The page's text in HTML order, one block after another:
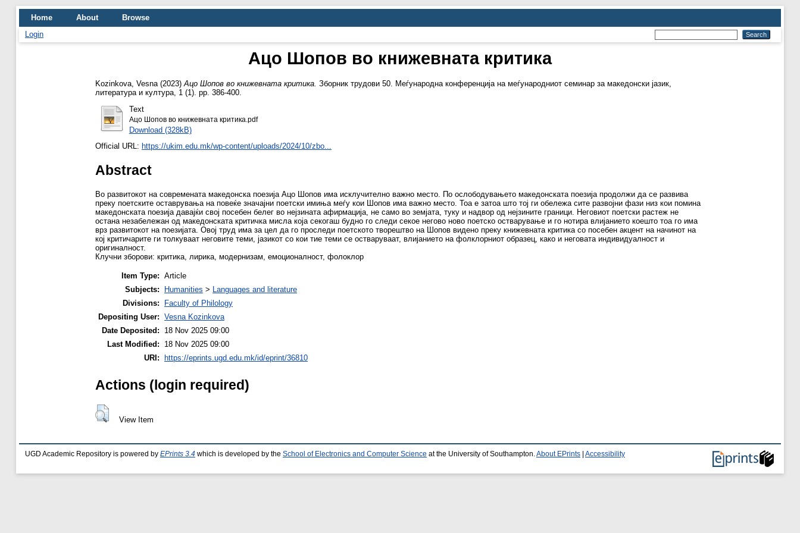
Home About
Browse
Login
Ацо Шопов во книжевната критика
Kozinkova, Vesna (2023) Ацо Шопов во книжевната критика. Зборник трудови 50. Меѓународна конференција на меѓународниот семинар за македонски јазик,
литература и култура, 1 (1). pp. 386-400.
Text
Ацо Шопов во книжевната критика.pdf
Download (328kB)
Official URL: https://ukim.edu.mk/wp-content/uploads/2024/10/zbo...
Abstract
Во развитокот на современата македонска поезија Ацо Шопов има исклучително важно место. По ослободувањето македонската поезија продолжи да се развива
преку поетските оставрувања на повеќе значајни поетски имиња меѓу кои Шопов има важно место. Тоа е затоа што тој ги обележа сите развојни фази низ кои помина
македонската поезија давајќи свој посебен белег во нејзината афирмација, не само во земјата, туку и надвор од нејзините граници. Неговиот поетски растеж не
остана незабележан од македонската критичка мисла која секогаш будно го следи секое негово ново поетско остварување и го нотира влијанието коешто тоа го има
врз развитокот на поезијата. Овој труд има за цел да го проследи поетското творештво на Шопов видено преку книжевната критика со посебен акцент на начинот на
кој критичарите ги толкуваат неговите теми, јазикот со кои тие теми се остваруваат, влијанието на фолклорниот образец, како и неговата индивидуалност и
оригиналност.
Клучни зборови: критика, лирика, модернизам, емоционалност, фолоклор
Item Type: Article
Subjects:
Humanities > Languages and literature
Divisions:
Faculty of Philology
Depositing User: Vesna Kozinkova
Date Deposited:
18 Nov 2025 09:00
Last Modified:
18 Nov 2025 09:00
URI:
https://eprints.ugd.edu.mk/id/eprint/36810
Actions (login required)
View Item
UGD Academic Repository is powered by EPrints 3.4 which is developed by the School of Electronics and Computer Science at the University of Southampton.About EPrints Accessibility